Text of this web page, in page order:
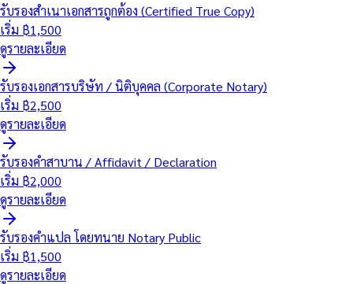
รับรองสำเนาเอกสารถูกต้อง (Certified True Copy)
เริ่ม ฿1,500
ดูรายละเอียด
รับรองเอกสารบริษัท / นิติบุคคล (Corporate Notary)
เริ่ม ฿2,500
ดูรายละเอียด
รับรองคำสาบาน / Affidavit / Declaration
เริ่ม ฿2,000
ดูรายละเอียด
รับรองคำแปล โดยทนาย Notary Public
เริ่ม ฿1,500
ดูรายละเอียด